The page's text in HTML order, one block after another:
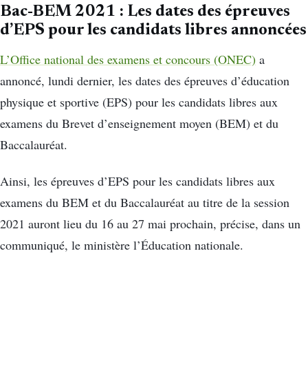
Bac-BEM 2021 : Les dates des épreuves
d’EPS pour les candidats libres annoncées
L’Office national des examens et concours (ONEC) a
annoncé, lundi dernier, les dates des épreuves d’éducation
physique et sportive (EPS) pour les candidats libres aux
examens du Brevet d’enseignement moyen (BEM) et du
Baccalauréat.
Ainsi, les épreuves d’EPS pour les candidats libres aux
examens du BEM et du Baccalauréat au titre de la session
2021 auront lieu du 16 au 27 mai prochain, précise, dans un
communiqué, le ministère l’Éducation nationale.